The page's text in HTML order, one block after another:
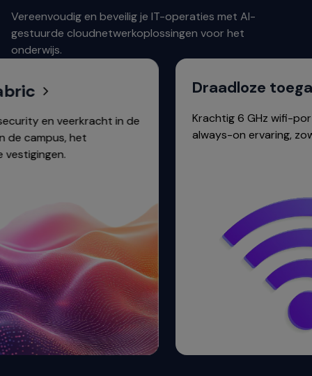
Vereenvoudig en beveilig je IT-operaties met AI-
gestuurde cloudnetwerkoplossingen voor het
onderwijs.
veerkracht in de
het
Draadloze toegang
Krachtig 6 GHz wifi-portfolio
always-on ervaring, zowel